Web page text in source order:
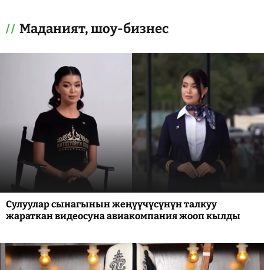
Маданият, шоу-бизнес
Сулуулар сынагынын жеңүүчүсүнүн талкуу
жараткан видеосуна авиакомпания жооп кылды